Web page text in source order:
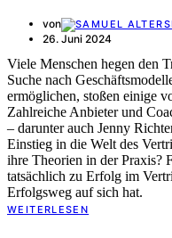
von
26. Juni 2024
Viele Menschen hegen den
Suche nach
ermöglichen, stoßen einige
Zahlreiche Anbieter und
– darunter auch Jenny
Einstieg in die Welt des
ihre Theorien in der Praxis?
tatsächlich zu Erfolg im
Erfolgsweg auf sich hat.
WEITERLESEN